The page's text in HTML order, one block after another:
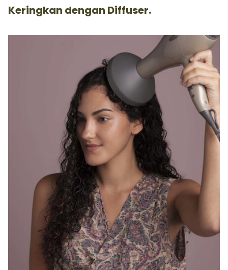
Keringkan dengan Diffuser.